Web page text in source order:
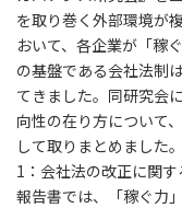
を取り巻く外部環境が
おいて、各企業が「稼
の基盤である会社法制
てきました。同研究会
向性の在り方について
して取りまとめました。
1 ：会社法の改正に関
報告書では、「稼ぐ力